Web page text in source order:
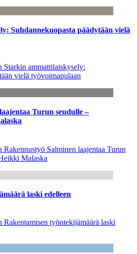
Suhdannekuopasta päädytään vielä
Starkin ammattilaiskysely:
vielä työvoimapulaan
Turun seudulle –
Rakennustyö Salminen laajentaa Turun
Malaska
laski edelleen
Rakentamisen työntekijämäärä laski